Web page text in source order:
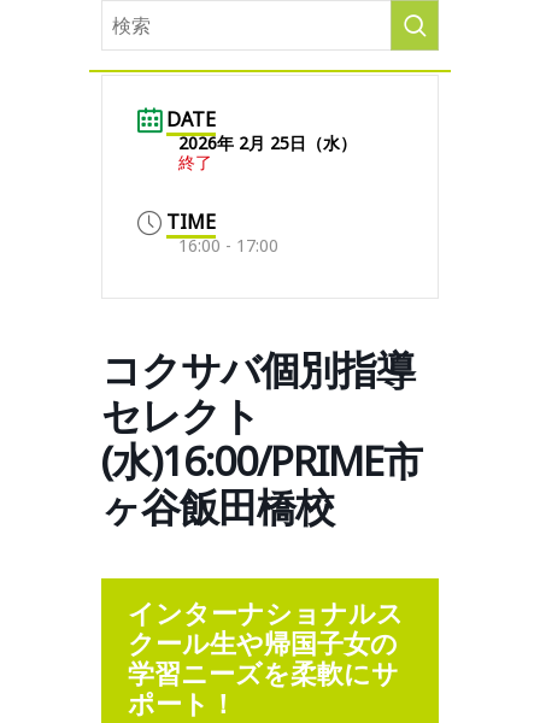
DATE
2026年 2月 25日（水）
終了
TIME
16:00 - 17:00
コクサバ個別指導
セレクト
(水)16:00/PRIME市
ヶ谷飯田橋校
インターナショナルス
クール生や帰国子女の
学習ニーズを柔軟にサ
ポート！